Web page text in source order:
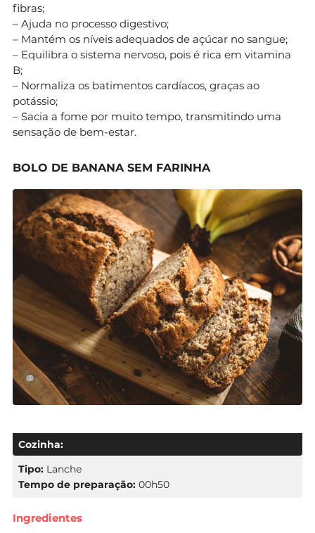
fibras;
– Ajuda no processo digestivo;
– Mantém os níveis adequados de açúcar no sangue;
– Equilibra o sistema nervoso, pois é rica em vitamina
B;
– Normaliza os batimentos cardíacos, graças ao
potássio;
– Sacia a fome por muito tempo, transmitindo uma
sensação de bem-estar.
BOLO DE BANANA SEM FARINHA
Cozinha:
Tipo: Lanche
Tempo de preparação: 00h50
Ingredientes